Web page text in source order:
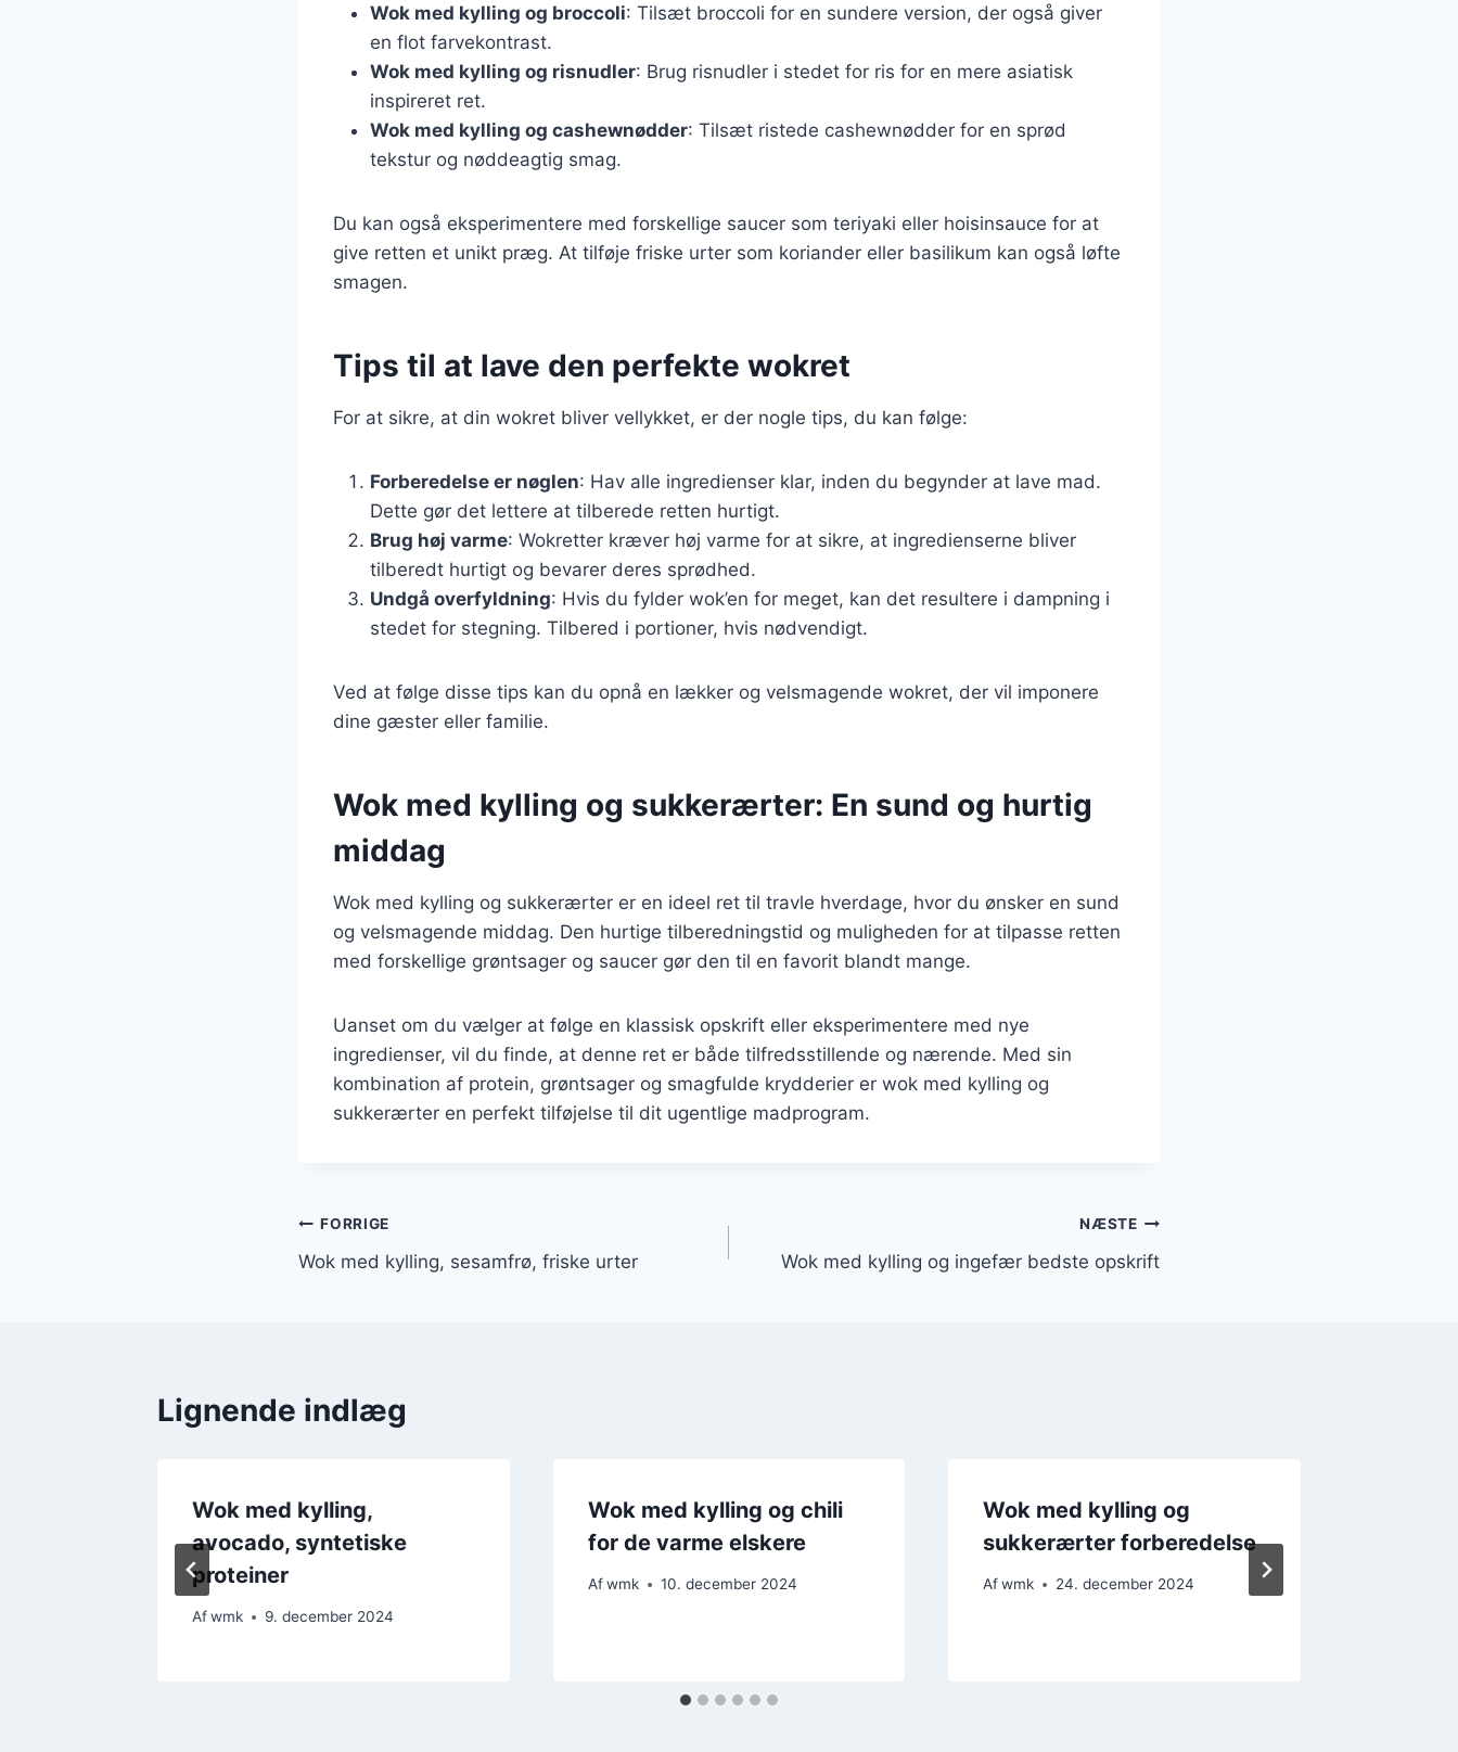
Wok med kylling og broccoli: Tilsæt broccoli for en sundere version, der også giver
en flot farvekontrast.
Wok med kylling og risnudler: Brug risnudler i stedet for ris for en mere asiatisk
inspireret ret.
Wok med kylling og cashewnødder: Tilsæt ristede cashewnødder for en sprød
tekstur og nøddeagtig smag.
Du kan også eksperimentere med forskellige saucer som teriyaki eller hoisinsauce for at
give retten et unikt præg. At tilføje friske urter som koriander eller basilikum kan også løfte
smagen.
Tips til at lave den perfekte wokret
For at sikre, at din wokret bliver vellykket, er der nogle tips, du kan følge:
Forberedelse er nøglen: Hav alle ingredienser klar, inden du begynder at lave mad.
Dette gør det lettere at tilberede retten hurtigt.
Brug høj varme: Wokretter kræver høj varme for at sikre, at ingredienserne bliver
tilberedt hurtigt og bevarer deres sprødhed.
Undgå overfyldning: Hvis du fylder wok’en for meget, kan det resultere i dampning i
stedet for stegning. Tilbered i portioner, hvis nødvendigt.
Ved at følge disse tips kan du opnå en lækker og velsmagende wokret, der vil imponere
dine gæster eller familie.
Wok med kylling og sukkerærter: En sund og hurtig
middag
Wok med kylling og sukkerærter er en ideel ret til travle hverdage, hvor du ønsker en sund
og velsmagende middag. Den hurtige tilberedningstid og muligheden for at tilpasse retten
med forskellige grøntsager og saucer gør den til en favorit blandt mange.
Uanset om du vælger at følge en klassisk opskrift eller eksperimentere med nye
ingredienser, vil du finde, at denne ret er både tilfredsstillende og nærende. Med sin
kombination af protein, grøntsager og smagfulde krydderier er wok med kylling og
sukkerærter en perfekt tilføjelse til dit ugentlige madprogram.
Indlægsnavigation
FORRIGE
Wok med kylling, sesamfrø, friske urter
NÆSTE
Wok med kylling og ingefær bedste opskrift
Lignende indlæg
Wok med kylling,
avocado, syntetiske
proteiner
Afwmk 9. december 2024
Wok med kylling og chili
for de varme elskere
Af wmk 10. december 2024
Wok med kylling og
sukkerærter forberedelse
Af wmk 24. december 2024